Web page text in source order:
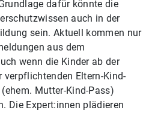
dafür könnte die
auch in der
sein. Aktuell kommen nur
aus dem
wenn die Kinder ab der
verpflichtenden Eltern-Kind-
Mutter-Kind-Pass)
Die Expert:innen plädieren